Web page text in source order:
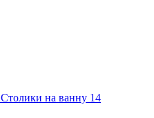
Столики на ванну 14